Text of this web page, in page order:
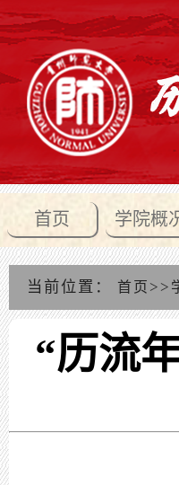
首页 学院概
当前位置： 首页 >>
“历流